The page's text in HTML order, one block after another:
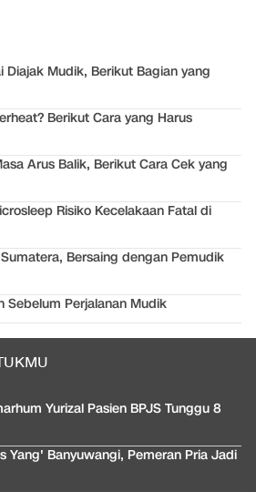
Diajak Mudik, Berikut Bagian yang
Berikut Cara yang Harus
Arus Balik, Berikut Cara Cek yang
Risiko Kecelakaan Fatal di
Bersaing dengan Pemudik
Sebelum Perjalanan Mudik
Yurizal Pasien BPJS Tunggu 8
Yang' Banyuwangi, Pemeran Pria Jadi